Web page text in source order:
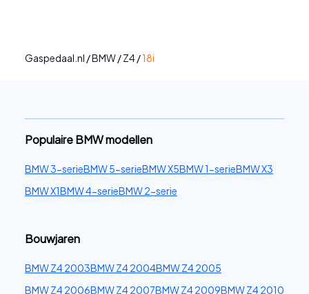
Gaspedaal.nl /BMW/Z4/18i
Populaire BMW modellen
BMW 3-serieBMW 5-serieBMW X5BMW 1-serieBMW X3
BMW X1BMW 4-serieBMW 2-serie
Bouwjaren
BMW Z4 2003BMW Z4 2004BMW Z4 2005
BMW Z4 2006BMW Z4 2007BMW Z4 2009BMW Z4 2010